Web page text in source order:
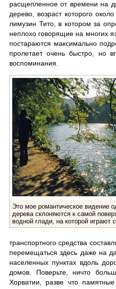
расщепленное от времени на
дерево, возраст которого
лимузин Тито, в котором за
неплохо говорящие на многих
постараются максимально
пролетает очень быстро, но
воспоминания.
Это мое романтическое видение
дерева склоняются к самой
водной глади, на которой играют
транспортного средства
перемещаться здесь даже на
населенных пунктах вдоль
домов. Поверьте, ничто
Хорватии, разве что